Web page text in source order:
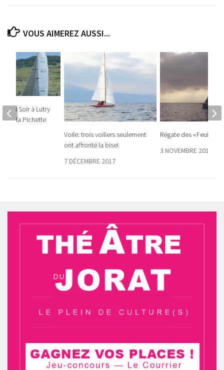
VOUS AIMEREZ AUSSI...
Voile: trois voiliers seulement
ont affronté la bise!
7 DÉCEMBRE 2017
Régate des « Feuilles
3 NOVEMBRE 2016
du Soir à Lutry
à la Pichette